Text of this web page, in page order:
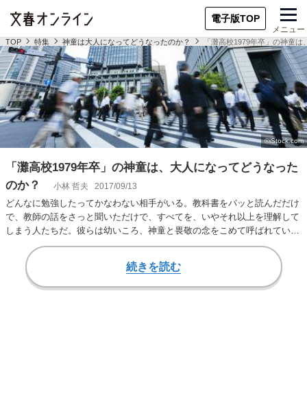
電子版TOP
メニュー
TOP 特集 神童は大人になってどうなったのか？ 「灘高校1979年卒」の神童
「灘高校1979年卒」の神童は、大人になってどうなった
のか？
小林 哲夫 2017/09/13
どんなに勉強したってかなわない相手がいる。教科書をパッと読んだだけ
で、教師の話をさっと聞いただけで、すべてを、いやそれ以上を理解して
しまう人たちだ。彼らは幼いころ、神童と畏敬の念をこめて呼ばれてい
た。 神童は大人に…
続きを読む